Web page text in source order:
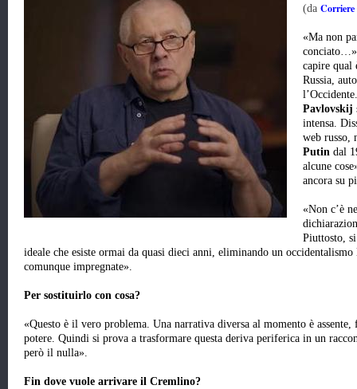
(da Corriere
«Ma non
capire qual
Russia,
Pavlovskij
intensa.
web russo,
Putin dal
alcune
ancora su
«Non c’è
Piuttosto,
ideale che esiste ormai da quasi dieci anni, eliminando un
comunque impregnate».
Per sostituirlo con cosa?
«Questo è il vero problema. Una narrativa diversa al momento è
potere. Quindi si prova a trasformare questa deriva periferica in un
però il nulla».
Fin dove vuole arrivare il Cremlino?